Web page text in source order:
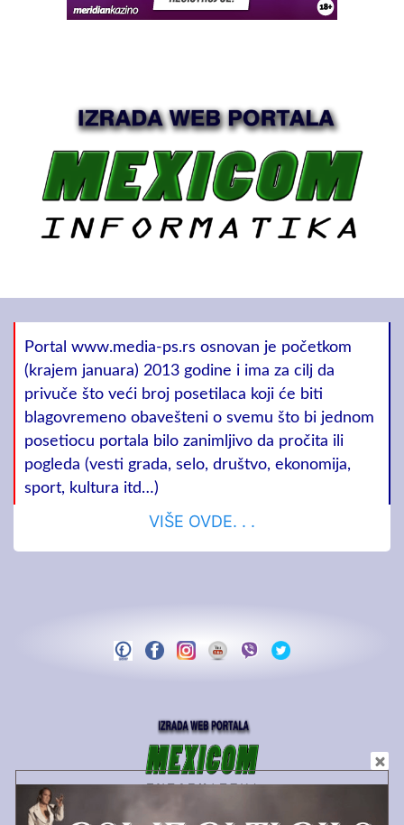
Portal www.media-ps.rs osnovan je početkom
(krajem januara) 2013 godine i ima za cilj da
privuče što veći broj posetilaca koji će biti
blagovremeno obavešteni o svemu što bi jednom
posetiocu portala bilo zanimljivo da pročita ili
pogleda (vesti grada, selo, društvo, ekonomija,
sport, kultura itd…)
VIŠE OVDE. . .